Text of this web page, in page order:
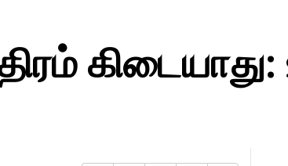
கிடையாது: